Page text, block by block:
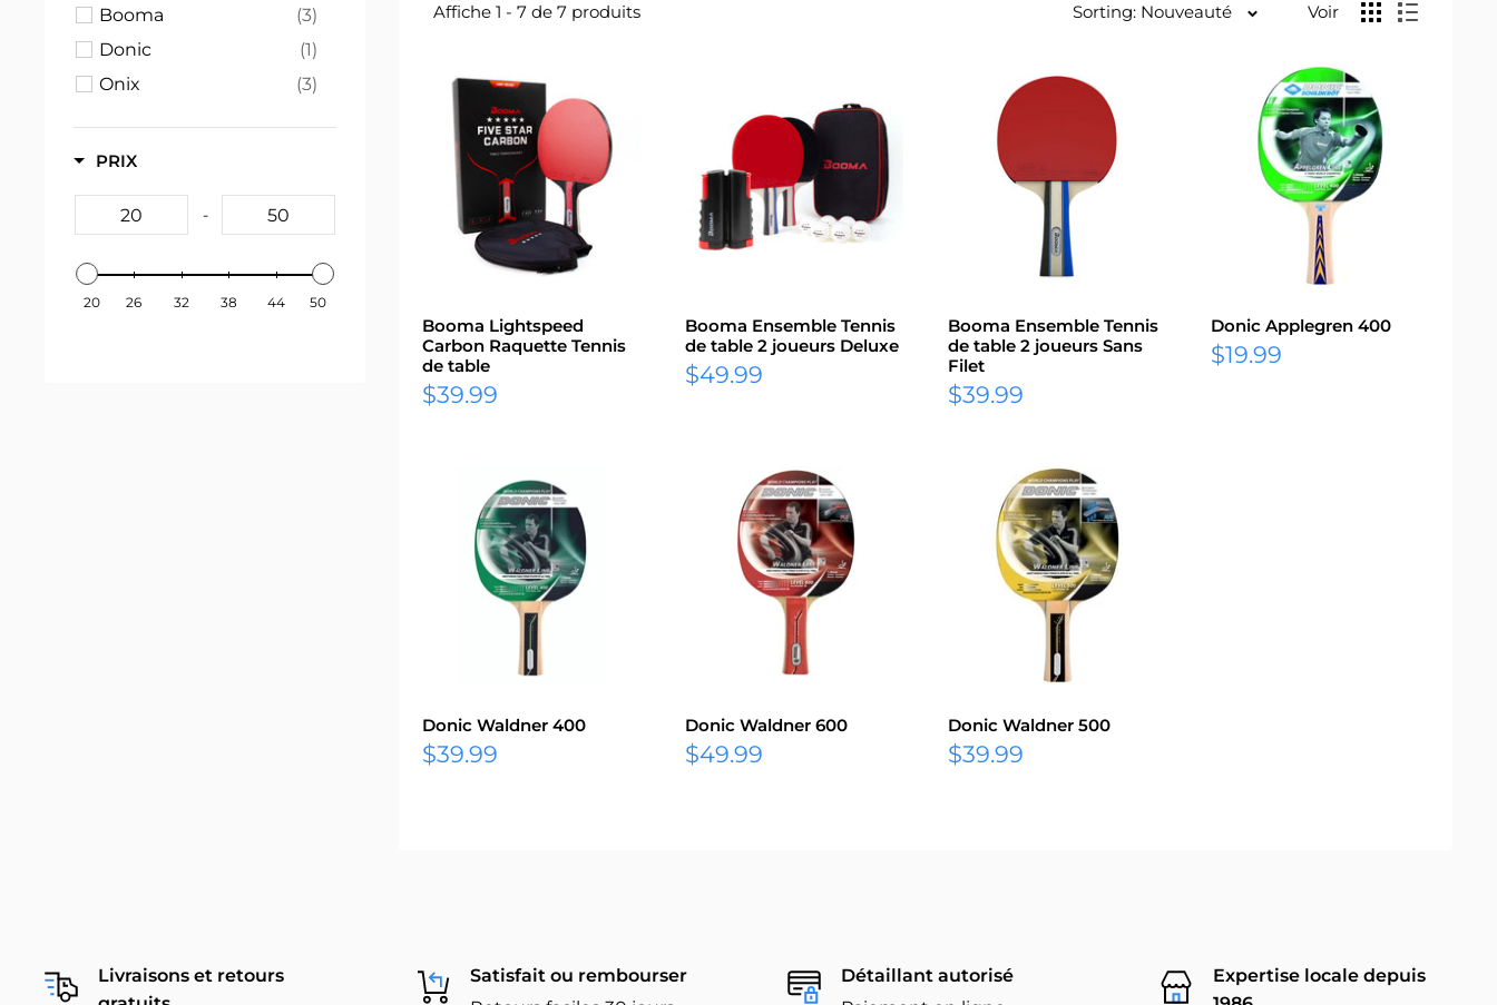
Booma
(3)
Donic
(1)
Onix
(3)
PRIX
-
20 26 32 38 44 50
Affiche 1 - 7 de 7 produits Sorting: Nouveauté Voir
Booma Lightspeed
Carbon Raquette Tennis
de table
Prix
$39.99
Booma Ensemble Tennis
de table 2 joueurs Deluxe
Prix
$49.99
Booma Ensemble Tennis
de table 2 joueurs Sans
Filet
Prix
$39.99
Donic Applegren 400
Prix
$19.99
Donic Waldner 400
Prix
$39.99
Donic Waldner 600
Prix
$49.99
Donic Waldner 500
Prix
$39.99
Livraisons et retours
Satisfait ou rembourser
Détaillant autorisé
Expertise locale depuis